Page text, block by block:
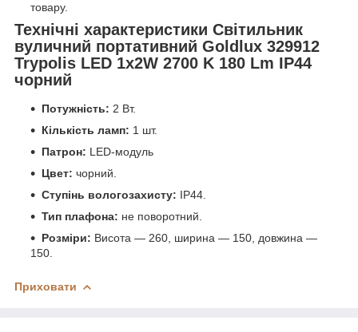
товару.
Технічні характеристики Світильник
вуличний портативний Goldlux 329912
Trypolis LED 1x2W 2700 K 180 Lm IP44
чорний
Потужність: 2 Вт.
Кількість ламп: 1 шт.
Патрон: LED-модуль
Цвет: чорний.
Ступінь вологозахисту: IP44.
Тип плафона: не поворотний.
Розміри: Висота — 260, ширина — 150, довжина —
150.
Приховати